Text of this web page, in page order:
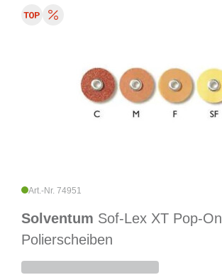
Art.-Nr. 74951
Solventum Sof-Lex XT Pop-On
Polierscheiben